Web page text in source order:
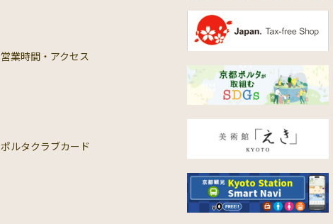
営業時間・アクセス
ポルタクラブカード